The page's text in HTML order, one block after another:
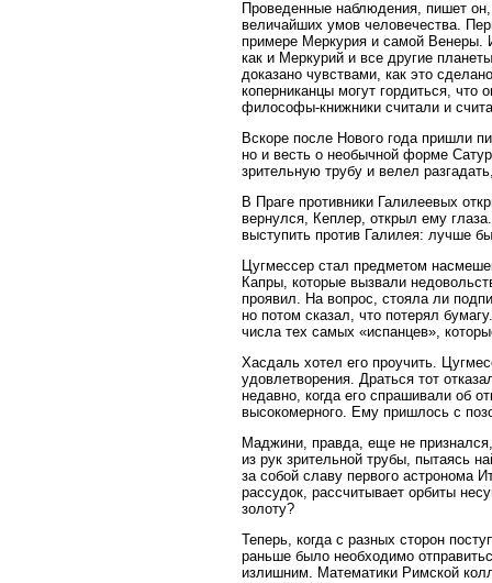
Проведенные наблюдения, пишет
величайших умов человечества.
примере Меркурия и самой Венеры.
как и Меркурий и все другие
доказано чувствами, как это
коперниканцы могут гордиться,
философы-книжники считали и
Вскоре после Нового года пришли
но и весть о необычной форме
зрительную трубу и велел
В Праге противники Галилеевых
вернулся, Кеплер, открыл ему
выступить против Галилея: лучше
Цугмессер стал предметом
Капры, которые вызвали
проявил. На вопрос, стояла ли
но потом сказал, что потерял
числа тех самых «испанцев»,
Хасдаль хотел его проучить.
удовлетворения. Драться тот
недавно, когда его спрашивали об
высокомерного. Ему пришлось с
Маджини, правда, еще не
из рук зрительной трубы, пытаясь
за собой славу первого астронома
рассудок, рассчитывает орбиты
золоту?
Теперь, когда с разных сторон
раньше было необходимо
излишним. Математики Римской